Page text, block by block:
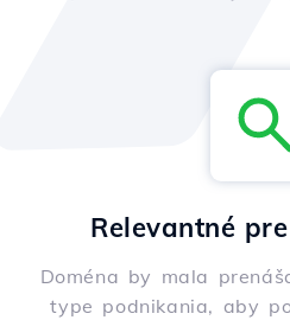
Relevantné
Doména by mala
type podnikania, aby